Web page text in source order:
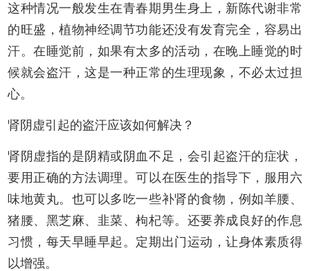
这种情况一般发生在青春期男生身上，新陈代谢非常
的旺盛，植物神经调节功能还没有发育完全，容易出
汗。在睡觉前，如果有太多的活动，在晚上睡觉的时
候就会盗汗，这是一种正常的生理现象，不必太过担
心。
肾阴虚引起的盗汗应该如何解决？
肾阴虚指的是阴精或阴血不足，会引起盗汗的症状，
要用正确的方法调理。可以在医生的指导下，服用六
味地黄丸。也可以多吃一些补肾的食物，例如羊腰、
猪腰、黑芝麻、韭菜、枸杞等。还要养成良好的作息
习惯，每天早睡早起。定期出门运动，让身体素质得
以增强。